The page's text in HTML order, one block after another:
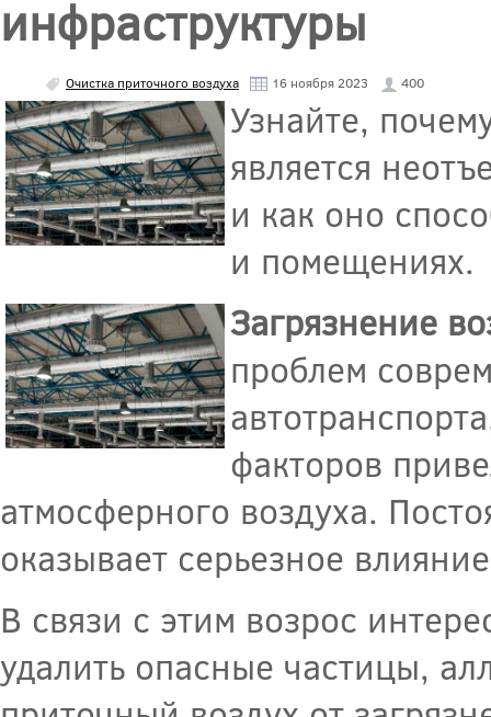
инфраструктуры
Очистка приточного воздуха 16 ноября 2023 400
Узнайте,
является
и как оно
и помещениях.
Загрязнение
проблем
факторов
атмосферного воздуха.
оказывает серьезное
В связи с этим возрос
удалить опасные частицы,